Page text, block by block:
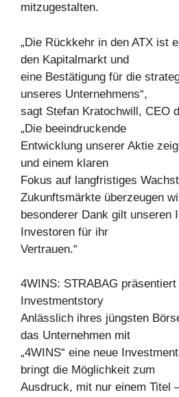
mitzugestalten.
„Die Rückkehr in den ATX ist
den Kapitalmarkt und
eine Bestätigung für die
unseres Unternehmens“,
sagt Stefan Kratochwill, CEO
„Die beeindruckende
Entwicklung unserer Aktie
und einem klaren
Fokus auf langfristiges
Zukunftsmärkte überzeugen
besonderer Dank gilt unseren
Investoren für ihr
Vertrauen.“
4WINS: STRABAG präsentiert
Investmentstory
Anlässlich ihres jüngsten
das Unternehmen mit
„4WINS“ eine neue
bringt die Möglichkeit zum
Ausdruck, mit nur einem Titel